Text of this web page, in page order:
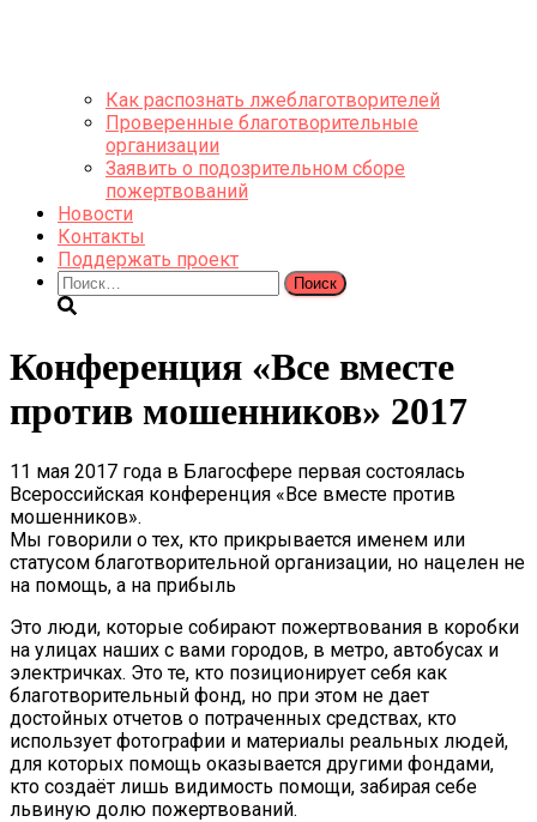
Как распознать лжеблаготворителей
Проверенные благотворительные
организации
Заявить о подозрительном сборе
пожертвований
Новости
Контакты
Поддержать проект
Найти:
Конференция «Все вместе
против мошенников» 2017
11 мая 2017 года в Благосфере первая состоялась
Всероссийская конференция «Все вместе против
мошенников».
Мы говорили о тех, кто прикрывается именем или
статусом благотворительной организации, но нацелен не
на помощь, а на прибыль
Это люди, которые собирают пожертвования в коробки
на улицах наших с вами городов, в метро, автобусах и
электричках. Это те, кто позиционирует себя как
благотворительный фонд, но при этом не дает
достойных отчетов о потраченных средствах, кто
использует фотографии и материалы реальных людей,
для которых помощь оказывается другими фондами,
кто создаёт лишь видимость помощи, забирая себе
львиную долю пожертвований.